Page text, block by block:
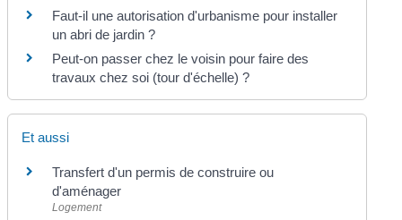
Faut-il une autorisation d'urbanisme pour installer
un abri de jardin ?
Peut-on passer chez le voisin pour faire des
travaux chez soi (tour d'échelle) ?
Et aussi
Transfert d'un permis de construire ou
d'aménager
Logement